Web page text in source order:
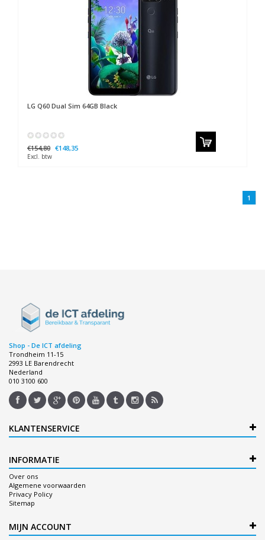
LG Q60 Dual Sim 64GB Black
€154,80 €148,35
Excl. btw
1
Shop - De ICT afdeling
Trondheim 11-15
2993 LE Barendrecht
Nederland
010 3100 600
KLANTENSERVICE
INFORMATIE
Over ons
Algemene voorwaarden
Privacy Policy
Sitemap
MIJN ACCOUNT